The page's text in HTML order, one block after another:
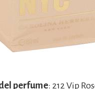
perfume: 212 Vip